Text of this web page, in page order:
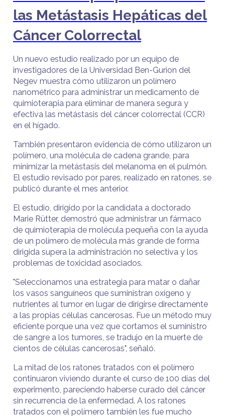
las Metástasis Hepáticas del
Cáncer Colorrectal
Un nuevo estudio realizado por un equipo de
investigadores de la Universidad Ben-Gurion del
Negev muestra cómo utilizaron un polímero
nanométrico para administrar un medicamento de
quimioterapia para eliminar de manera segura y
efectiva las metástasis del cáncer colorrectal (CCR)
en el hígado.
También presentaron evidencia de cómo utilizaron un
polímero, una molécula de cadena grande, para
minimizar la metástasis del melanoma en el pulmón.
El estudio revisado por pares, realizado en ratones, se
publicó durante el mes anterior.
El estudio, dirigido por la candidata a doctorado
Marie Rütter, demostró que administrar un fármaco
de quimioterapia de molécula pequeña con la ayuda
de un polímero de molécula más grande de forma
dirigida supera la administración no selectiva y los
problemas de toxicidad asociados.
"Seleccionamos una estrategia para matar o dañar
los vasos sanguíneos que suministran oxígeno y
nutrientes al tumor en lugar de dirigirse directamente
a las propias células cancerosas. Fue un método muy
eficiente porque una vez que cortamos el suministro
de sangre a los tumores, se tradujo en la muerte de
cientos de células cancerosas", señaló.
La mitad de los ratones tratados con el polímero
continuaron viviendo durante el curso de 100 días del
experimento, pareciendo haberse curado del cáncer
sin recurrencia de la enfermedad. A los ratones
tratados con el polímero también les fue mucho